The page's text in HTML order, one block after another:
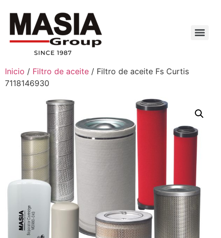
Inicio / Filtro de aceite / Filtro de aceite Fs Curtis
7118146930